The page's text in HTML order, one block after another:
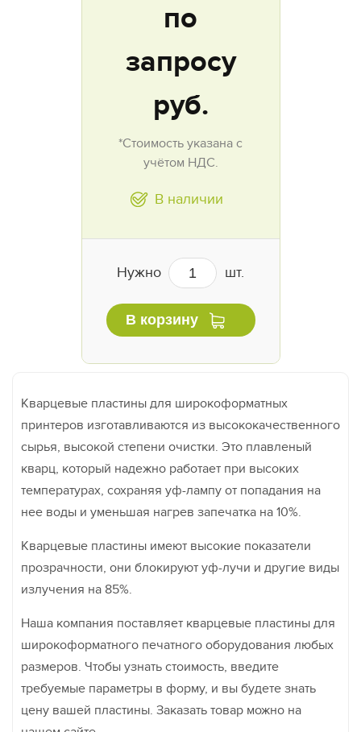
по
запросу
руб.
*Стоимость указана с
учётом НДС.
В наличии
Нужно шт.
В корзину
Кварцевые пластины для широкоформатных
принтеров изготавливаются из высококачественного
сырья, высокой степени очистки. Это плавленый
кварц, который надежно работает при высоких
температурах, сохраняя уф-лампу от попадания на
нее воды и уменьшая нагрев запечатка на 10%.
Кварцевые пластины имеют высокие показатели
прозрачности, они блокируют уф-лучи и другие виды
излучения на 85%.
Наша компания поставляет кварцевые пластины для
широкоформатного печатного оборудования любых
размеров. Чтобы узнать стоимость, введите
требуемые параметры в форму, и вы будете знать
цену вашей пластины. Заказать товар можно на